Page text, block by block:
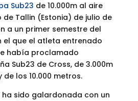
Sub23 de 10.000m al aire
de Tallin (Estonia) de julio de
a un primer semestre del
el que el atleta entrenado
había proclamado
Sub23 de Cross, de 3.000m
los 10.000 metros.
ha sido galardonada con un